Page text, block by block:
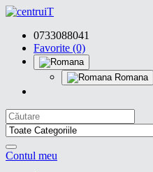
0733088041
Favorite (0)
Romana
Contul meu